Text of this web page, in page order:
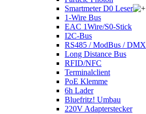
Smartmeter D0 Leser
1-Wire Bus
EAC 1Wire/S0-Stick
I2C-Bus
RS485 / ModBus / DMX
Long Distance Bus
RFID/NFC
Terminalclient
PoE Klemme
6h Lader
Bluefritz! Umbau
220V Adapterstecker